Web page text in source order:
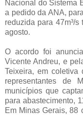
Nacional do Sistema
a pedido da ANA,
reduzida para 47m³/
agosto.
O acordo foi
Vicente Andreu, e
Teixeira, em
representantes de
municípios que
para abastecimento,
Em Minas Gerais, 88